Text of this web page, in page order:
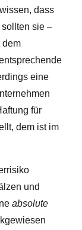
dass
sie –
eine
für
dem ist im
und
absolute